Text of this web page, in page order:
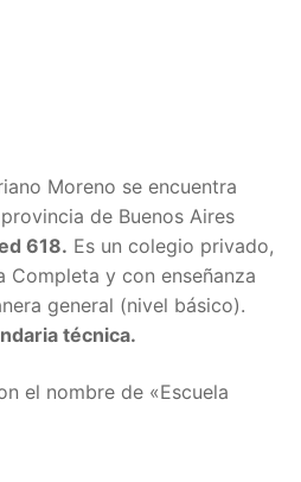
Moreno se encuentra
de Buenos Aires
618. Es un colegio privado,
Completa y con enseñanza
general (nivel básico).
técnica.
el nombre de «Escuela